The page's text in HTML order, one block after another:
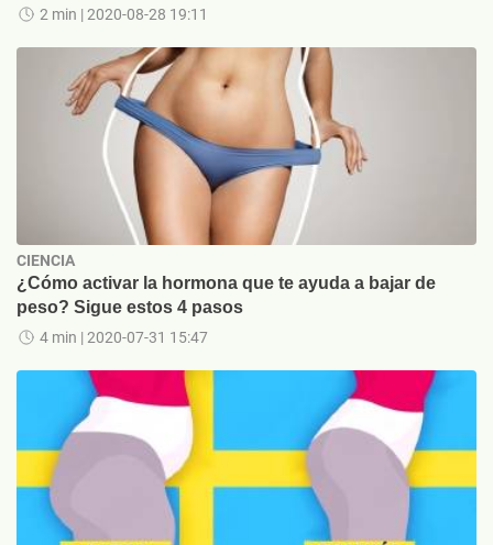
2 min | 2020-08-28 19:11
CIENCIA
¿Cómo activar la hormona que te ayuda a bajar de
peso? Sigue estos 4 pasos
4 min | 2020-07-31 15:47